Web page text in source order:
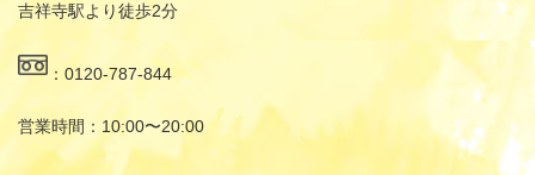
吉祥寺駅より徒歩2分
：0120-787-844
営業時間：10:00〜20:00